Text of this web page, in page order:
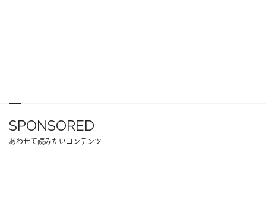
SPONSORED
あわせて読みたいコンテンツ